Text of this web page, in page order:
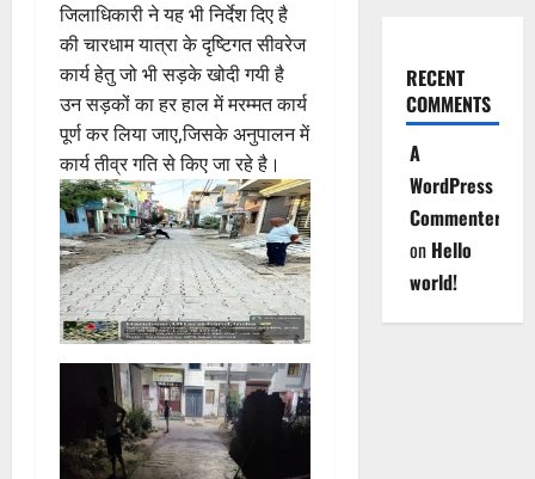
जिलाधिकारी ने यह भी निर्देश दिए है
की चारधाम यात्रा के दृष्टिगत सीवरेज
कार्य हेतु जो भी सड़के खोदी गयी है
उन सड़कों का हर हाल में मरम्मत कार्य
पूर्ण कर लिया जाए,जिसके अनुपालन में
कार्य तीव्र गति से किए जा रहे है।
RECENT
COMMENTS
A
WordPress
Commenter
on Hello
world!